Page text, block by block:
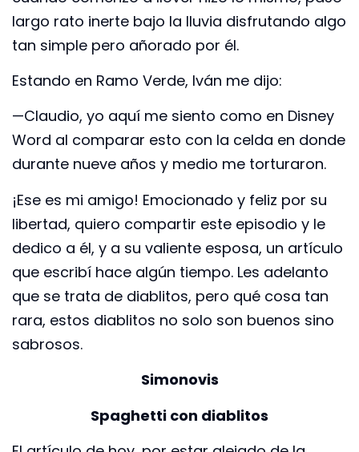
largo rato inerte bajo la lluvia disfrutando algo
tan simple pero añorado por él.
Estando en Ramo Verde, Iván me dijo:
—Claudio, yo aquí me siento como en Disney
Word al comparar esto con la celda en donde
durante nueve años y medio me torturaron.
¡Ese es mi amigo! Emocionado y feliz por su
libertad, quiero compartir este episodio y le
dedico a él, y a su valiente esposa, un artículo
que escribí hace algún tiempo. Les adelanto
que se trata de diablitos, pero qué cosa tan
rara, estos diablitos no solo son buenos sino
sabrosos.
Simonovis
Spaghetti con diablitos